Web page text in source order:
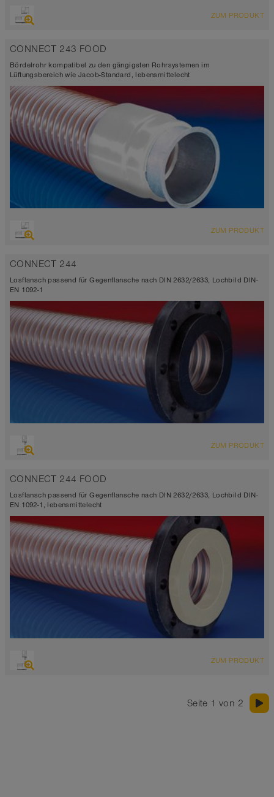
ZUM PRODUKT
CONNECT 243 FOOD
Bördelrohr kompatibel zu den gängigsten Rohrsystemen im
Lüftungsbereich wie Jacob-Standard, lebensmittelecht
ZUM PRODUKT
CONNECT 244
Losflansch passend für Gegenflansche nach DIN 2632/2633, Lochbild DIN-
EN 1092-1
ZUM PRODUKT
CONNECT 244 FOOD
Losflansch passend für Gegenflansche nach DIN 2632/2633, Lochbild DIN-
EN 1092-1, lebensmittelecht
ZUM PRODUKT
Seite 1 von 2